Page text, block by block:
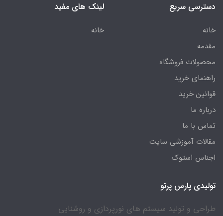
دسترسی سریع
خانه
مقدمه
محصولات فروشگاه
راهنمای خرید
قوانین خرید
درباره ما
تماس با ما
مقالات آموزشی سایت
اجناس استوک
لینک های مفید
خانه
تولیدی پارس پرتو
طراحی و تولید سیستم های نورپردازی و روشنایی